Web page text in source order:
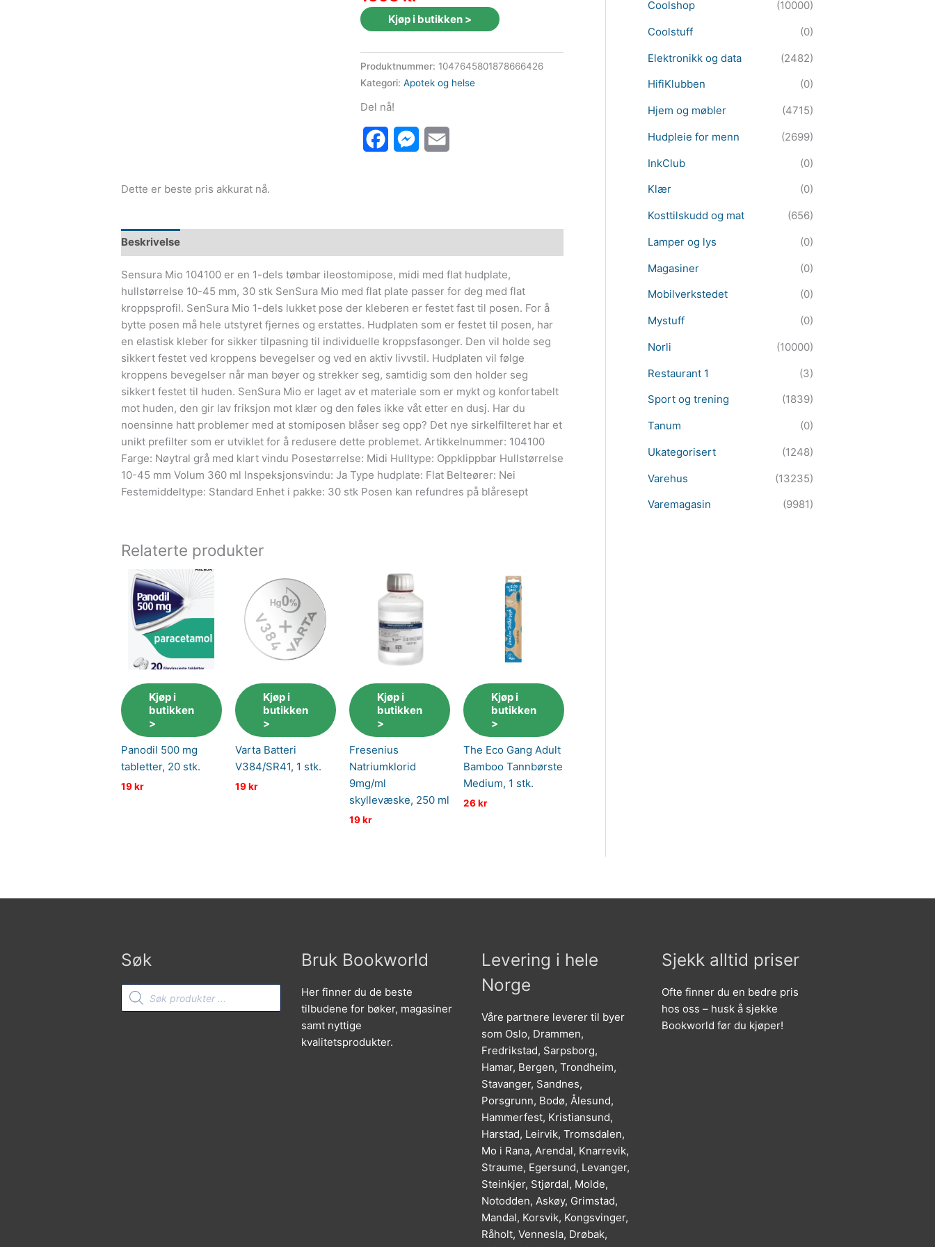
Kjøp i butikken >
Produktnummer: 1047645801878666426
Kategori: Apotek og helse
Del nå!
FacebookMessenger
Dette er beste pris akkurat nå.
Beskrivelse
Sensura Mio 104100 er en 1-dels tømbar ileostomipose, midi med flat hudplate,
hullstørrelse 10-45 mm, 30 stk SenSura Mio med flat plate passer for deg med flat
kroppsprofil. SenSura Mio 1-dels lukket pose der kleberen er festet fast til posen. For å
bytte posen må hele utstyret fjernes og erstattes. Hudplaten som er festet til posen, har
en elastisk kleber for sikker tilpasning til individuelle kroppsfasonger. Den vil holde seg
sikkert festet ved kroppens bevegelser og ved en aktiv livvstil. Hudplaten vil følge
kroppens bevegelser når man bøyer og strekker seg, samtidig som den holder seg
sikkert festet til huden. SenSura Mio er laget av et materiale som er mykt og konfortabelt
mot huden, den gir lav friksjon mot klær og den føles ikke våt etter en dusj. Har du
noensinne hatt problemer med at stomiposen blåser seg opp? Det nye sirkelfilteret har et
unikt prefilter som er utviklet for å redusere dette problemet. Artikkelnummer: 104100
Farge: Nøytral grå med klart vindu Posestørrelse: Midi Hulltype: Oppklippbar Hullstørrelse
10-45 mm Volum 360 ml Inspeksjonsvindu: Ja Type hudplate: Flat Belteører: Nei
Festemiddeltype: Standard Enhet i pakke: 30 stk Posen kan refundres på blåresept
Relaterte produkter
Kjøp i
butikken
>
Panodil 500 mg
tabletter, 20 stk.
19kr
Kjøp i
butikken
>
Varta Batteri
V384/SR41, 1 stk.
19kr
Kjøp i
butikken
>
Fresenius
Natriumklorid
9mg/ml
skyllevæske, 250 ml
19kr
Kjøp i
butikken
>
The Eco Gang Adult
Bamboo Tannbørste
Medium, 1 stk.
26kr
Coolshop
(10000)
Coolstuff
(0)
Elektronikk og data
(2482)
HifiKlubben
(0)
Hjem og møbler
(4715)
Hudpleie for menn
(2699)
InkClub
(0)
Klær
(0)
Kosttilskudd og mat
(656)
Lamper og lys
(0)
Magasiner
(0)
Mobilverkstedet
(0)
Mystuff
(0)
Norli
(10000)
Restaurant 1
(3)
Sport og trening
(1839)
Tanum
(0)
Ukategorisert
(1248)
Varehus
(13235)
Varemagasin
(9981)
Søk
Products
search
Bruk Bookworld
Her finner du de beste
tilbudene for bøker, magasiner
samt nyttige
kvalitetsprodukter.
Levering i hele
Norge
Våre partnere leverer til byer
som Oslo, Drammen,
Fredrikstad, Sarpsborg,
Hamar, Bergen, Trondheim,
Stavanger, Sandnes,
Porsgrunn, Bodø, Ålesund,
Hammerfest, Kristiansund,
Harstad, Leirvik, Tromsdalen,
Mo i Rana, Arendal, Knarrevik,
Straume, Egersund, Levanger,
Steinkjer, Stjørdal, Molde,
Notodden, Askøy, Grimstad,
Mandal, Korsvik, Kongsvinger,
Råholt, Vennesla, Drøbak,
Sjekk alltid priser
Ofte finner du en bedre pris
hos oss – husk å sjekke
Bookworld før du kjøper!